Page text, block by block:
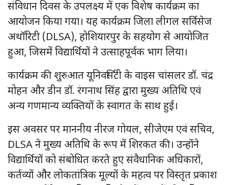
संविधान दिवस के उपलक्ष्य में एक विशेष कार्यक्रम का
आयोजन किया गया। यह कार्यक्रम जिला लीगल सर्विसेज
अथॉरिटी (DLSA), होशियारपुर के सहयोग से आयोजित
हुआ, जिसमें विद्यार्थियों ने उत्साहपूर्वक भाग लिया।
कार्यक्रम की शुरुआत यूनिवर्सिटी के वाइस चांसलर डॉ. चंद्र
मोहन और डीन डॉ. रंगनाथ सिंह द्वारा मुख्य अतिथि एवं
अन्य गणमान्य व्यक्तियों के स्वागत के साथ हुई।
इस अवसर पर माननीय नीरज गोयल, सीजेएम एवं सचिव,
DLSA ने मुख्य अतिथि के रूप में शिरकत की। उन्होंने
विद्यार्थियों को संबोधित करते हुए संवैधानिक अधिकारों,
कर्तव्यों और लोकतांत्रिक मूल्यों के महत्व पर विस्तृत प्रकाश